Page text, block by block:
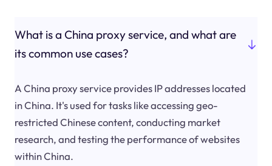
What is a China proxy service, and what are
its common use cases?
A China proxy service provides IP addresses located
in China. It's used for tasks like accessing geo-
restricted Chinese content, conducting market
research, and testing the performance of websites
within China.